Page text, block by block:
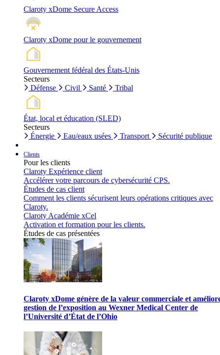
Claroty xDome Secure Access
Claroty xDome pour le gouvernement
Gouvernement fédéral des États-Unis
Secteurs
Défense
Civil Santé Tribal
État, local et éducation (SLED)
Secteurs
Énergie
Eau/eaux usées Transport Sécurité publique
Clients
Pour les clients
Claroty Expérience client
Accélérer votre parcours de cybersécurité CPS.
Études de cas client
Comment les clients sécurisent leurs opérations critiques avec
Claroty.
Claroty Académie xCel
Activation et formation pour les clients.
Études de cas présentées
Claroty xDome génère de la valeur commerciale et
gestion de l’exposition au Wexner Medical Center de
l’Université d’État de l’Ohio